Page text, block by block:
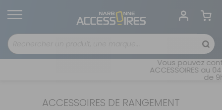
Vous pouvez
ACCESSOIRES au
de
ACCESSOIRES DE RANGEMENT